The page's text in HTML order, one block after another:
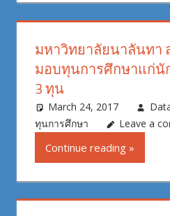
มหาวิทยาลัยนาลันทา
มอบทุนการศึกษาแก่นั
3 ทุน
March 24, 2017
ทุนการศึกษา
Leave a
Continue reading